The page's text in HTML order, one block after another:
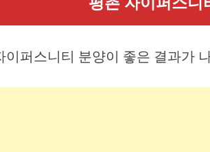
이퍼스니티 분양이 좋은 결과가